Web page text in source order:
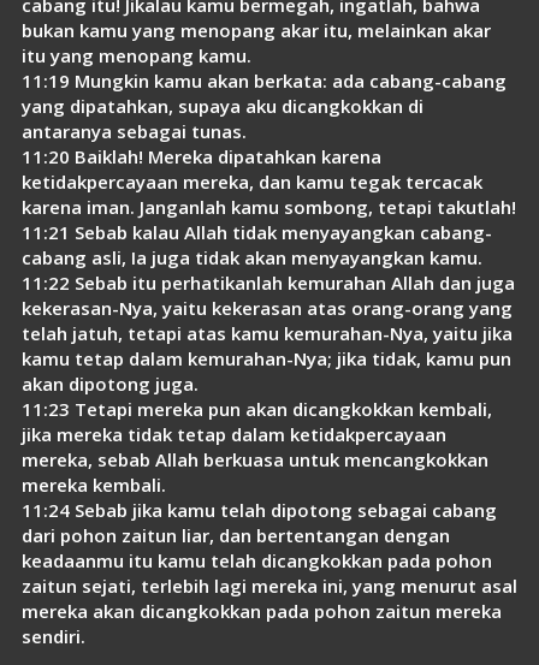
bukan kamu yang menopang akar itu, melainkan akar
itu yang menopang kamu.
11:19 Mungkin kamu akan berkata: ada cabang-cabang
yang dipatahkan, supaya aku dicangkokkan di
antaranya sebagai tunas.
11:20 Baiklah! Mereka dipatahkan karena
ketidakpercayaan mereka, dan kamu tegak tercacak
karena iman. Janganlah kamu sombong, tetapi takutlah!
11:21 Sebab kalau Allah tidak menyayangkan cabang-
cabang asli, Ia juga tidak akan menyayangkan kamu.
11:22 Sebab itu perhatikanlah kemurahan Allah dan juga
kekerasan-Nya, yaitu kekerasan atas orang-orang yang
telah jatuh, tetapi atas kamu kemurahan-Nya, yaitu jika
kamu tetap dalam kemurahan-Nya; jika tidak, kamu pun
akan dipotong juga.
11:23 Tetapi mereka pun akan dicangkokkan kembali,
jika mereka tidak tetap dalam ketidakpercayaan
mereka, sebab Allah berkuasa untuk mencangkokkan
mereka kembali.
11:24 Sebab jika kamu telah dipotong sebagai cabang
dari pohon zaitun liar, dan bertentangan dengan
keadaanmu itu kamu telah dicangkokkan pada pohon
zaitun sejati, terlebih lagi mereka ini, yang menurut asal
mereka akan dicangkokkan pada pohon zaitun mereka
sendiri.